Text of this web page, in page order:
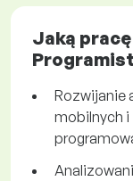
Jaką
Rozwijanie
mobilnych i